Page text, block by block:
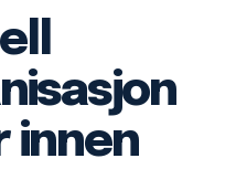
innen